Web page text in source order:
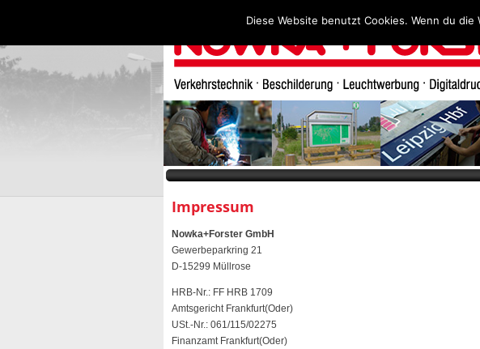
Impressum
Nowka+Forster GmbH
Gewerbeparkring 21
D-15299 Müllrose
HRB-Nr.: FF HRB 1709
Amtsgericht Frankfurt(Oder)
USt.-Nr.: 061/115/02275
Finanzamt Frankfurt(Oder)
Diese Website benutzt Cookies. Wenn du